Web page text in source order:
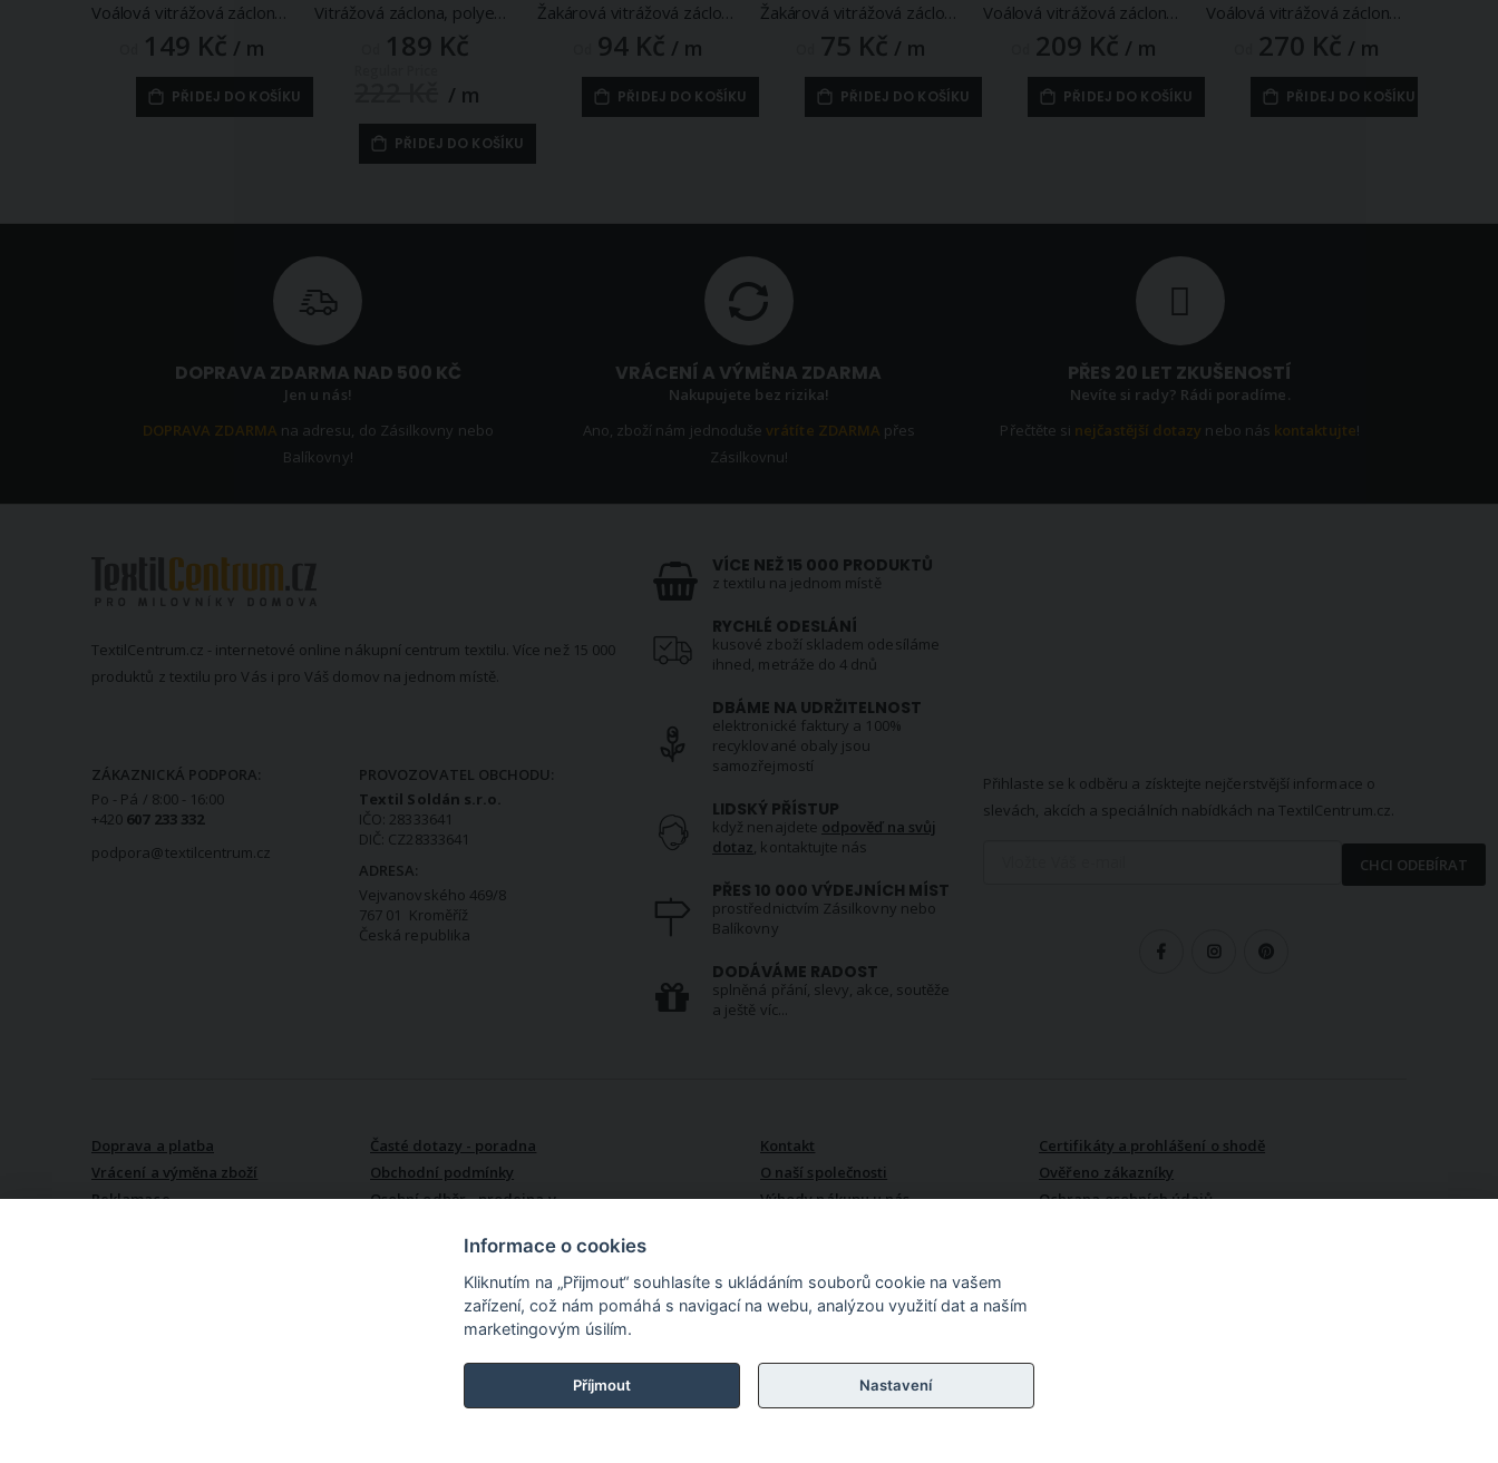
Voálová vitrážová záclona 97806 šedá výšivka s bordurou, bílá (více výšek, v metráži)
149 Kč / m
PŘIDEJ DO KOŠÍKU
Vitrážová záclona, polyesterový batist V507 lístky s bordurou, vyšívaná, bílá (více výšek, v metráži)
189 Kč
/ m
PŘIDEJ DO KOŠÍKU
Žakárová vitrážová záclona LEVANDULE, fialová na bílé, s bordurou (více výšek, v metráži)
94 Kč / m
PŘIDEJ DO KOŠÍKU
Žakárová vitrážová záclona VIOLA, levandule, bílá (více výšek, v metráži)
75 Kč / m
PŘIDEJ DO KOŠÍKU
Voálová vitrážová záclona ANIKA vyšívané květy, bílá (více výšek, v metráži)
209 Kč / m
PŘIDEJ DO KOŠÍKU
Voálová vitrážová záclona V416 vyšívané mřížka s květy, s bordurou, bílá (více výšek, v metráži)
270 Kč / m
PŘIDEJ DO KOŠÍKU
DOPRAVA ZDARMA NAD 500 KČ
Jen u nás!
DOPRAVA ZDARMA na adresu, do Zásilkovny nebo
Balíkovny!
VRÁCENÍ A VÝMĚNA ZDARMA
Nakupujete bez rizika!
Ano, zboží nám jednoduševrátíte ZDARMA přes
Zásilkovnu!
PŘES 20 LET ZKUŠENOSTÍ
Nevíte si rady? Rádi poradíme.
Přečtěte si nejčastější dotazy nebo nás kontaktujte!
TextilCentrum.cz - internetové online nákupní centrum textilu. Více než 15 000
produktů z textilu pro Vás i pro Váš domov na jednom místě.
ZÁKAZNICKÁ PODPORA:
Po - Pá / 8:00 - 16:00
+420 607 233 332
podpora@textilcentrum.cz
PROVOZOVATEL OBCHODU:
Textil Soldán s.r.o.
IČO: 28333641
DIČ: CZ28333641
ADRESA:
Vejvanovského 469/8
767 01 Kroměříž
Česká republika
VÍCE NEŽ 15 000 PRODUKTŮ
z textilu na jednom místě
RYCHLÉ ODESLÁNÍ
kusové zboží skladem odesíláme
ihned, metráže do 4 dnů
DBÁME NA UDRŽITELNOST
elektronické faktury a 100%
recyklované obaly jsou
samozřejmostí
LIDSKÝ PŘÍSTUP
když nenajdete odpověď na svůj
dotaz, kontaktujte nás
PŘES 10 000 VÝDEJNÍCH MÍST
prostřednictvím Zásilkovny nebo
Balíkovny
DODÁVÁME RADOST
splněná přání, slevy, akce, soutěže
a ještě víc...
Přihlaste se k odběru a získtejte nejčerstvější informace o
slevách, akcích a speciálních nabídkách na TextilCentrum.cz.
CHCI ODEBÍRAT
Doprava a platba
Vrácení a výměna zboží
Reklamace
Časté dotazy - poradna
Obchodní podmínky
Osobní odběr - prodejna v
Kontakt
O naší společnosti
Výhody nákupu u nás
Certifikáty a prohlášení o shodě
Ověřeno zákazníky
Ochrana osobních údajů
TextilCentrum.cz - internetové online nákupní centrum textilu. Více než 15 000
textil (povlečení, prostěradla, záclony, závěsy ...), textil do kuchyně i do koupelny, látky v
metráži (oděvní, dekorační i speciální), vlny a příze, textilní galanterii, textil pro děti,
pánské košile a kravaty, oděvní doplňky a nepřeberné množství dalších produktů z
Informace o cookies
Kliknutím na „Přijmout“ souhlasíte s ukládáním souborů cookie na vašem
zařízení, což nám pomáhá s navigací na webu, analýzou využití dat a naším
marketingovým úsilím.
Příjmout Nastavení